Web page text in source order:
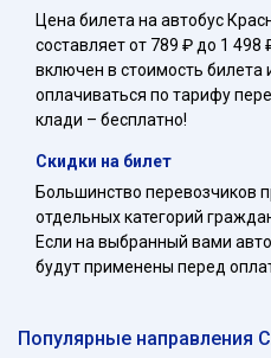
Цена билета на автобус
составляет от 789 ₽ до 1
включен в стоимость билета
оплачиваться по тарифу
клади – бесплатно!
Скидки на билет
Большинство перевозчиков
отдельных категорий
Если на выбранный вами
будут применены перед
Популярные направления